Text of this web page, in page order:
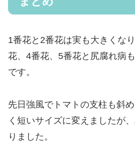
1番花と2番花は実も大きくな
花、4番花、5番花と尻腐れ病
です。
先日強風でトマトの支柱も斜
く短いサイズに変えましたが
りました。